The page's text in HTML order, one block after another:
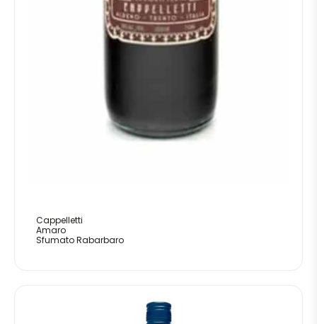
Cappelletti
Amaro
Sfumato Rabarbaro